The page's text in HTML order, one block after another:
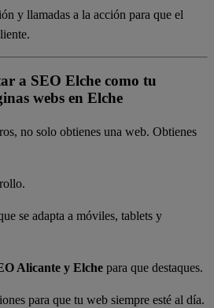
y llamadas a la acción para que el
a SEO Elche como tu
webs en Elche
no solo obtienes una web. Obtienes
se adapta a móviles, tablets y
Alicante y Elche para que destaques.
para que tu web siempre esté al día.